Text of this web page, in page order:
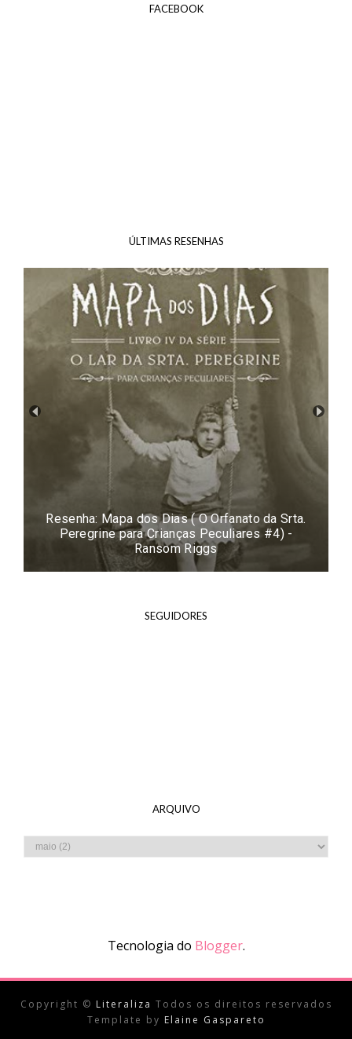
FACEBOOK
ÚLTIMAS RESENHAS
Resenha: O Lado Feio do Amor - Colleen
Hoover
SEGUIDORES
ARQUIVO
Tecnologia do Blogger.
Copyright © Literaliza Todos os direitos reservados
Template by Elaine Gaspareto